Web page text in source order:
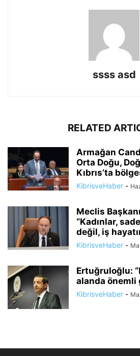
ssss asd
RELATED
Armağan
Orta Doğu,
Kıbrıs’ta
KibrisveHaber -
Meclis
“Kadınlar,
değil, iş
KibrisveHaber -
Ertuğruloğlu:
alanda önemli
KibrisveHaber -